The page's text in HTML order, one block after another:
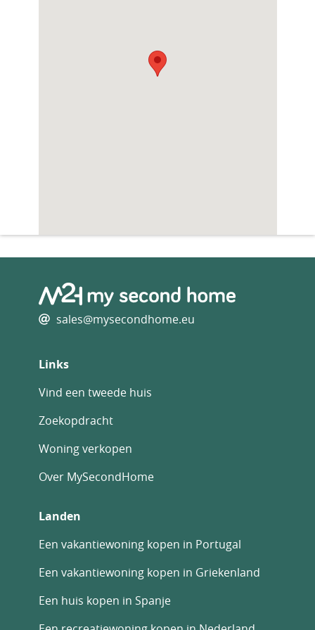
sales@mysecondhome.eu
Links
Vind een tweede huis
Zoekopdracht
Woning verkopen
Over MySecondHome
Landen
Een vakantiewoning kopen in Portugal
Een vakantiewoning kopen in Griekenland
Een huis kopen in Spanje